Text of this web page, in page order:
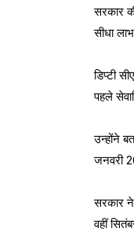
सरकार
सीधा
डिप्टी
पहले
उन्होंने
जनवरी
सरकार ने
वहीं